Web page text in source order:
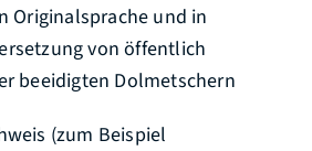
Originalsprache und in
von öffentlich
beeidigten Dolmetschern
(zum Beispiel